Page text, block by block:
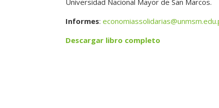
Informes:
Descargar libro completo